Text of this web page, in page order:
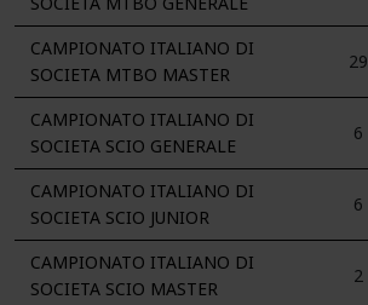
CAMPIONATO ITALIANO DI
SOCIETA MTBO MASTER
29
CAMPIONATO ITALIANO DI
SOCIETA SCIO GENERALE
6
CAMPIONATO ITALIANO DI
SOCIETA SCIO JUNIOR
6
CAMPIONATO ITALIANO DI
SOCIETA SCIO MASTER
2